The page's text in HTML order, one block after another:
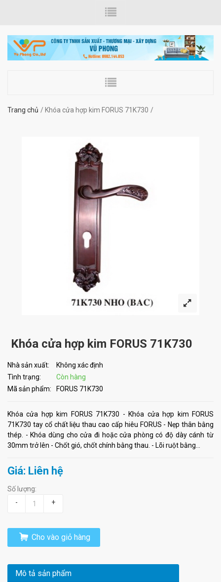
Trang chủ Khóa cửa hợp kim FORUS 71K730
Khóa cửa hợp kim FORUS 71K730
Nhà sản xuất:
Không xác định
Tình trạng:
Còn hàng
Mã sản phẩm:
FORUS 71K730
Khóa cửa hợp kim FORUS 71K730 - Khóa cửa hợp kim FORUS
71K730 tay cổ chất liệu thau cao cấp hiêu FORUS - Nẹp thân bằng
thép. - Khóa dùng cho cửa đi hoặc cửa phòng có độ dày cánh từ
30mm trở lên - Chốt gió, chốt chính bằng thau. - Lõi ruột bằng...
Giá: Liên hệ
Số lượng:
-
+
Cho vào giỏ hàng
Mô tả sản phẩm